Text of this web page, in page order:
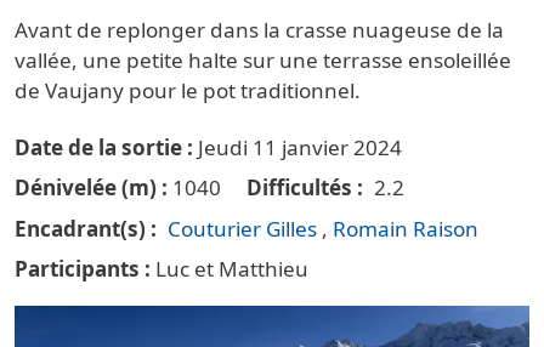
Avant de replonger dans la crasse nuageuse de la
vallée, une petite halte sur une terrasse ensoleillée
de Vaujany pour le pot traditionnel.
Date de la sortie
Jeudi 11 janvier 2024
Dénivelée (m)
1040 Difficultés
2.2
Encadrant(s)
Couturier Gilles
Romain Raison
Participants
Luc et Matthieu